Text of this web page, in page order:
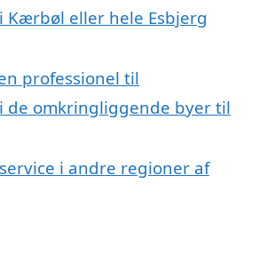
Kærbøl eller hele Esbjerg
professionel til
de omkringliggende byer til
i andre regioner af